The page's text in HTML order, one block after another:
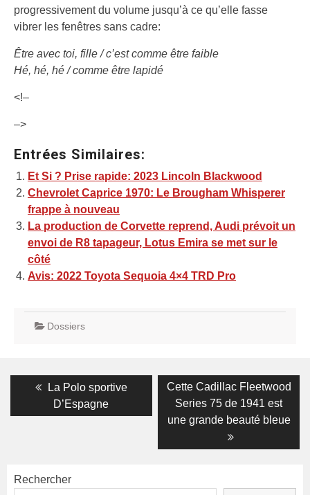
progressivement du volume jusqu’à ce qu’elle fasse
vibrer les fenêtres sans cadre:
Être avec toi, fille / c’est comme être faible
Hé, hé, hé / comme être lapidé
<!–
–>
Entrées Similaires:
Et Si ? Prise rapide: 2023 Lincoln Blackwood
Chevrolet Caprice 1970: Le Brougham Whisperer
frappe à nouveau
La production de Corvette reprend, Audi prévoit un
envoi de R8 tapageur, Lotus Emira se met sur le
côté
Avis: 2022 Toyota Sequoia 4×4 TRD Pro
Dossiers
Navigation
Previous
post:
La Polo sportive
D’Espagne
Next
post:
Cette Cadillac Fleetwood
Series 75 de 1941 est
une grande beauté bleue
Rechercher